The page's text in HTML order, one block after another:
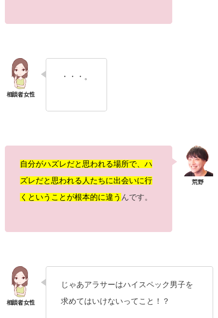
・・・。
自分がハズレだと思われる場所で、ハ
ズレだと思われる人たちに出会いに行
くということが根本的に違う んです。
じゃあアラサーはハイスペック男子を
求めてはいけないってこと！？